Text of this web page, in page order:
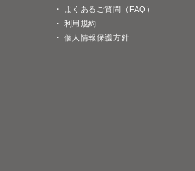
よくあるご質問（FAQ）
利用規約
個人情報保護方針